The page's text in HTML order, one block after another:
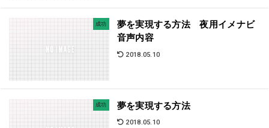
成功
夢を実現する方法 夜用イメナビ
音声内容
2018.05.10
成功 夢を実現する方法
2018.05.10